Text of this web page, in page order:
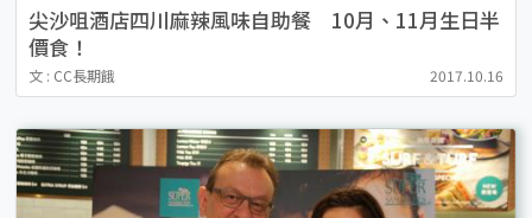
尖沙咀酒店四川麻辣風味自助餐 10月、11月生日半
價食！
文 : CC長期餓 2017.10.16